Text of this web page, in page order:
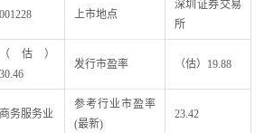
001228 上市地点
深圳证券交易
所
（估）
30.46
发行市盈率 （估） 19.88
商务服务业
参考行业市盈率
(最新)
23.42